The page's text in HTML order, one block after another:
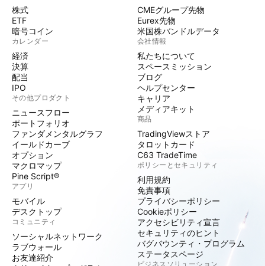
株式
ETF
暗号コイン
カレンダー
経済
決算
配当
IPO
その他プロダクト
ニュースフロー
ポートフォリオ
ファンダメンタルグラフ
イールドカーブ
オプション
マクロマップ
Pine Script®
アプリ
モバイル
デスクトップ
コミュニティ
ソーシャルネットワーク
ラブウォール
お友達紹介
CMEグループ先物
Eurex先物
米国株バンドルデータ
会社情報
私たちについて
スペースミッション
ブログ
ヘルプセンター
キャリア
メディアキット
商品
TradingViewストア
タロットカード
C63 TradeTime
ポリシーとセキュリティ
利用規約
免責事項
プライバシーポリシー
Cookieポリシー
アクセシビリティ宣言
セキュリティのヒント
バグバウンティ・プログラム
ステータスページ
ビジネスソリューション